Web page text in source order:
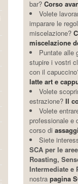
bar? Corso
Volete
imparare le
miscelazione?
miscelazione
Puntate alle
stupire i vostri
con il
latte art e
Volete
estrazione? Il
Volete
professionale e
corso di
Siete
SCA per le
Roasting,
Intermediate e
nostra pagina